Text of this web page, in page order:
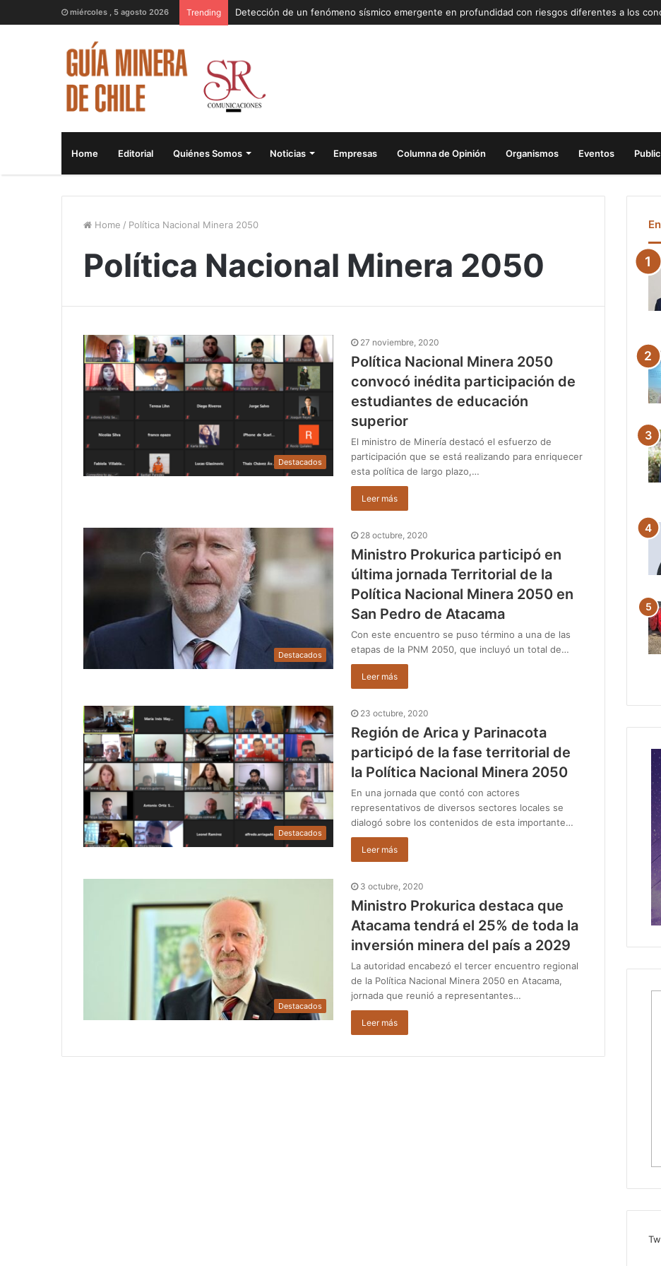
miércoles , 5 agosto 2026 Trending
Home Editorial Quiénes Somos Noticias Empresas Columna de Opinión Organismos Eventos
Home / Política Nacional Minera 2050
Política Nacional Minera 2050
Destacados
27 noviembre, 2020
Política Nacional Minera 2050
convocó inédita participación de
estudiantes de educación
superior
El ministro de Minería destacó el esfuerzo de
participación que se está realizando para enriquecer
esta política de largo plazo,…
Leer más
Destacados
28 octubre, 2020
Ministro Prokurica participó en
última jornada Territorial de la
Política Nacional Minera 2050 en
San Pedro de Atacama
Con este encuentro se puso término a una de las
etapas de la PNM 2050, que incluyó un total de…
Leer más
Destacados
23 octubre, 2020
Región de Arica y Parinacota
participó de la fase territorial de
la Política Nacional Minera 2050
En una jornada que contó con actores
representativos de diversos sectores locales se
dialogó sobre los contenidos de esta importante…
Leer más
Destacados
3 octubre, 2020
Ministro Prokurica destaca que
Atacama tendrá el 25% de toda la
inversión minera del país a 2029
La autoridad encabezó el tercer encuentro regional
de la Política Nacional Minera 2050 en Atacama,
jornada que reunió a representantes…
Leer más